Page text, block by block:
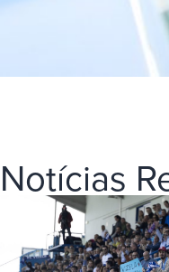
Notícias